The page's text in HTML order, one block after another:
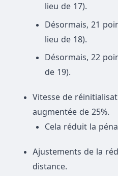
lieu de 17).
Désormais, 21
lieu de 18).
Désormais, 22
de 19).
Vitesse de
augmentée de 25%.
Cela réduit la
Ajustements de la
distance.